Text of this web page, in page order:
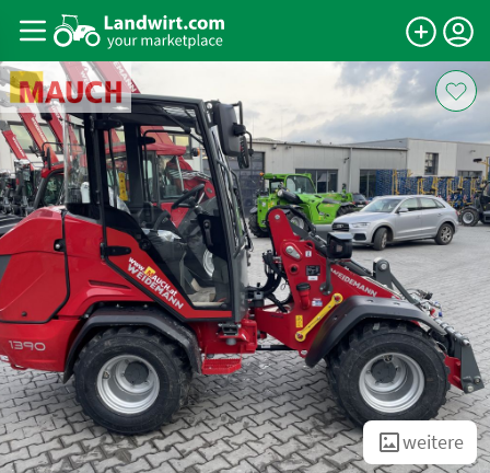
weitere